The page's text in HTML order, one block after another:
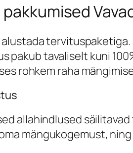
pakub tavaliselt kuni
rohkem raha
allahindlused
mängukogemust,